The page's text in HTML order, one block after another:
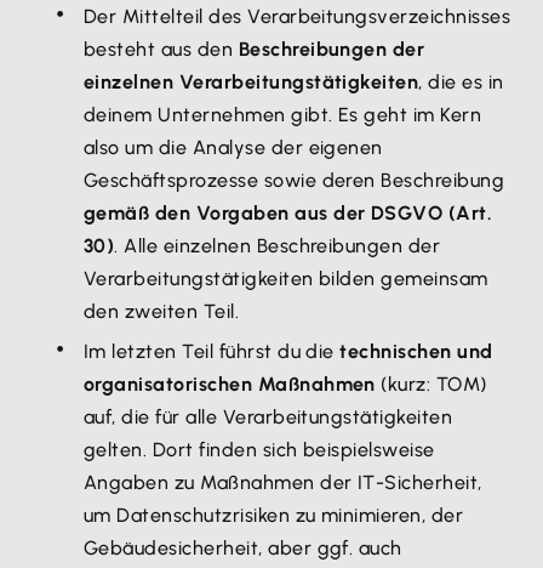
Der Mittelteil des Verarbeitungsverzeichnisses
besteht aus den Beschreibungen der
einzelnen Verarbeitungstätigkeiten, die es in
deinem Unternehmen gibt. Es geht im Kern
also um die Analyse der eigenen
Geschäftsprozesse sowie deren Beschreibung
gemäß den Vorgaben aus der DSGVO (Art.
30). Alle einzelnen Beschreibungen der
Verarbeitungstätigkeiten bilden gemeinsam
den zweiten Teil.
Im letzten Teil führst du dietechnischen und
organisatorischen Maßnahmen (kurz: TOM)
auf, die für alle Verarbeitungstätigkeiten
gelten. Dort finden sich beispielsweise
Angaben zu Maßnahmen der IT-Sicherheit,
um Datenschutzrisiken zu minimieren, der
Gebäudesicherheit, aber ggf. auch